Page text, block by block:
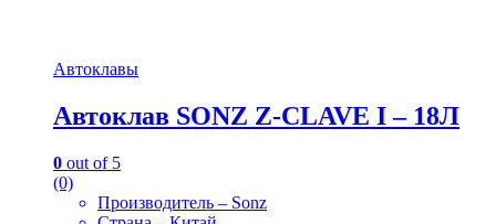
Автоклавы
Автоклав SONZ Z-CLAVE I – 18Л
0 out of 5
(0)
Производитель – Sonz